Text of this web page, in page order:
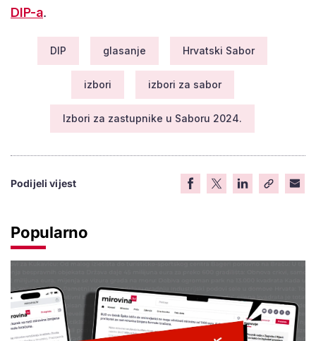
DIP-a.
DIP glasanje Hrvatski Sabor
izbori izbori za sabor
Izbori za zastupnike u Saboru 2024.
Podijeli vijest
Popularno